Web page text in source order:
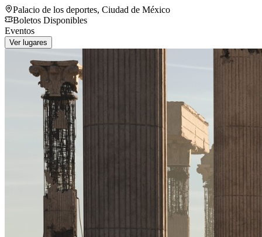
Palacio de los deportes, Ciudad de México
Boletos Disponibles
Eventos
Ver lugares